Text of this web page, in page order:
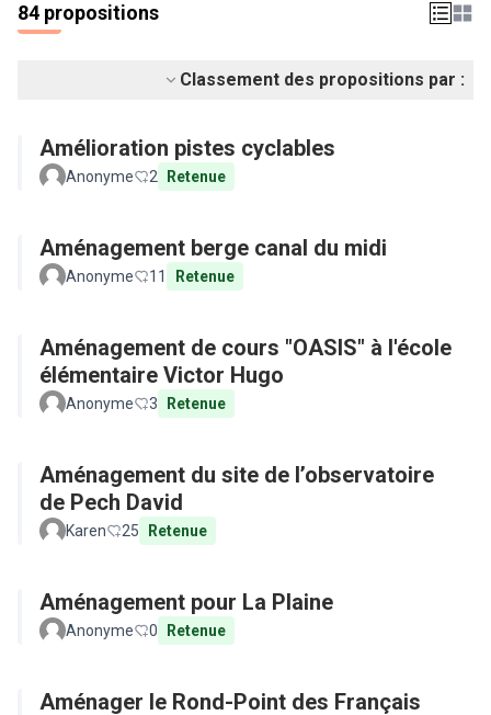
84 propositions
Classement des propositions par :
Amélioration pistes cyclables
Anonyme 2 Retenue
Aménagement berge canal du midi
Anonyme 11 Retenue
Aménagement de cours "OASIS" à l'école
élémentaire Victor Hugo
Anonyme 3 Retenue
Aménagement du site de l’observatoire
de Pech David
Karen 25 Retenue
Aménagement pour La Plaine
Anonyme 0 Retenue
Aménager le Rond-Point des Français